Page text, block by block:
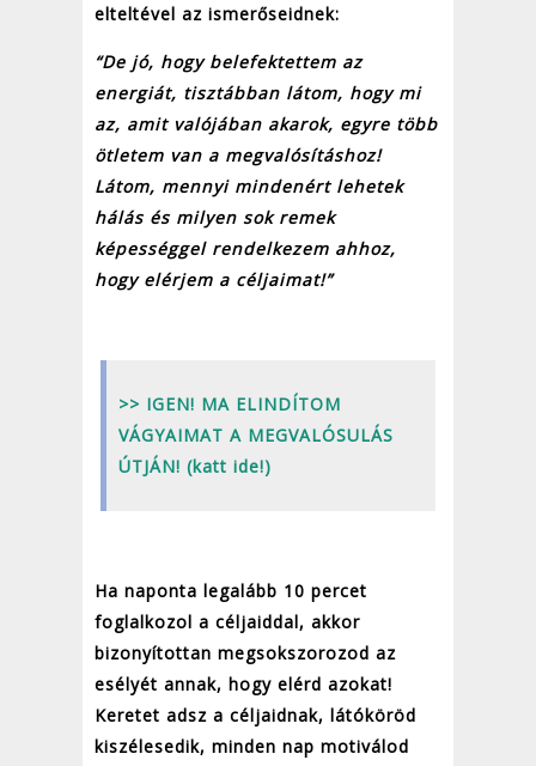
elteltével az ismerőseidnek:
“De jó, hogy belefektettem az
energiát, tisztábban látom, hogy mi
az, amit valójában akarok, egyre több
ötletem van a megvalósításhoz!
Látom, mennyi mindenért lehetek
hálás és milyen sok remek
képességgel rendelkezem ahhoz,
hogy elérjem a céljaimat!”
>> IGEN! MA ELINDÍTOM
VÁGYAIMAT A MEGVALÓSULÁS
ÚTJÁN! (katt ide!)
Ha naponta legalább 10 percet
foglalkozol a céljaiddal, akkor
bizonyítottan megsokszorozod az
esélyét annak, hogy elérd azokat!
Keretet adsz a céljaidnak, látóköröd
kiszélesedik, minden nap motiválod